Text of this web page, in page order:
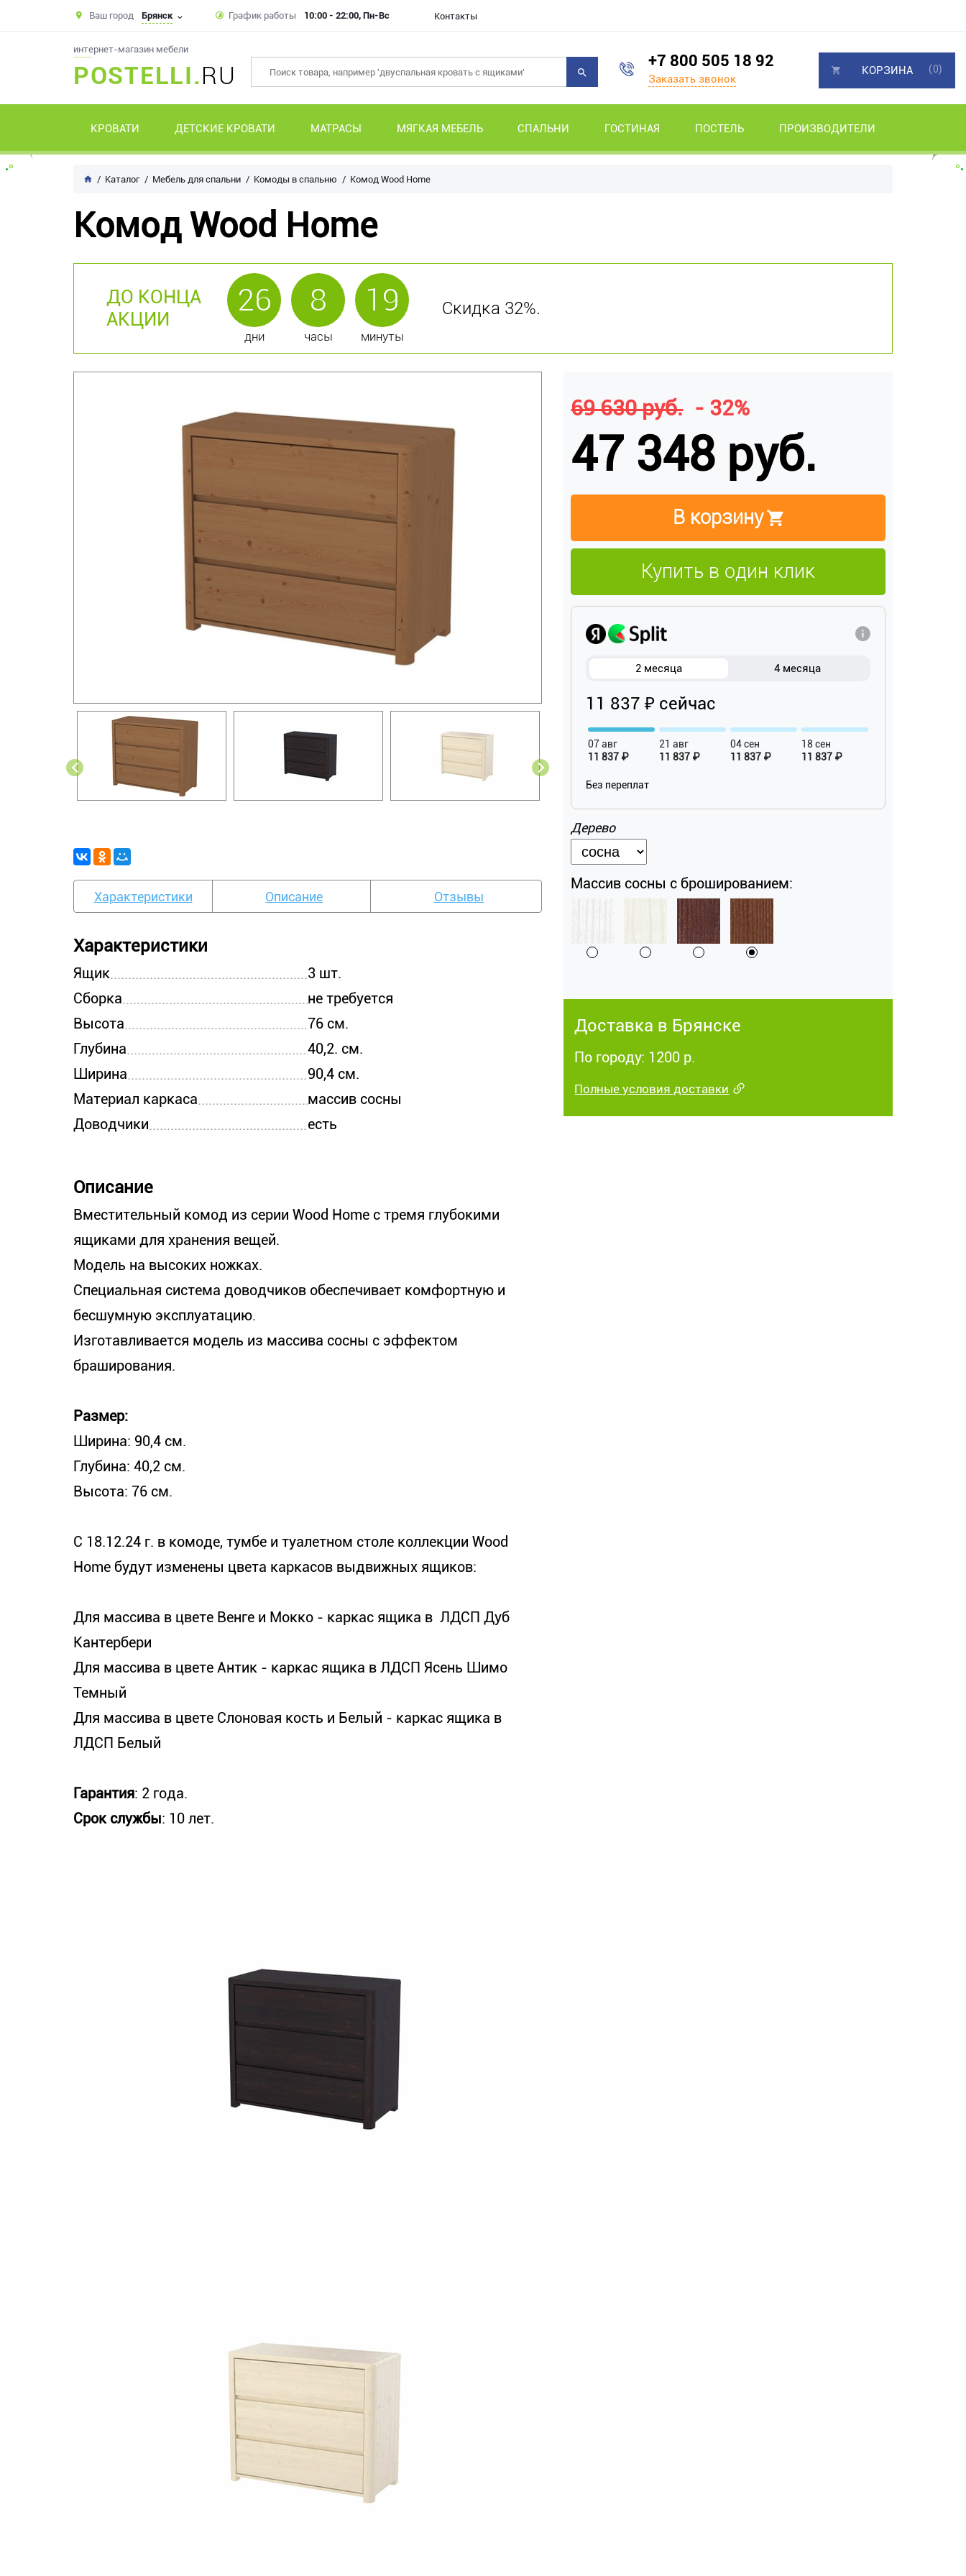
Ваш город Брянск График работы 10:00 - 22:00, Пн-Вс Контакты
интернет-магазин мебели
POSTELLI.RU
+7 800 505 18 92
Заказать звонок
КРОВАТИ ДЕТСКИЕ КРОВАТИ МАТРАСЫ МЯГКАЯ МЕБЕЛЬ СПАЛЬНИ ГОСТИНАЯ ПОСТЕЛЬ ПРОИЗВОДИТЕЛИ
КОРЗИНА (0)
Каталог Мебель для спальни Комоды в спальню Комод Wood Home
Комод Wood Home
ДО КОНЦА
АКЦИИ
26
дни
8
часы
19
минуты
Скидка 32%.
Характеристики Описание Отзывы
Характеристики
Ящик
3 шт.
Сборка
не требуется
Высота
76 см.
Глубина
40,2. см.
Ширина
90,4 см.
Материал каркаса
массив сосны
Доводчики
есть
Описание
Вместительный комод из серии Wood Home с тремя глубокими
ящиками для хранения вещей.
Модель на высоких ножках.
Специальная система доводчиков обеспечивает комфортную и
бесшумную эксплуатацию.
Изготавливается модель из массива сосны с эффектом
браширования.
Размер:
Ширина: 90,4 см.
Глубина: 40,2 см.
Высота: 76 см.
C 18.12.24 г. в комоде, тумбе и туалетном столе коллекции Wood
Home будут изменены цвета каркасов выдвижных ящиков:
Для массива в цвете Венге и Мокко - каркас ящика в ЛДСП Дуб
Кантербери
Для массива в цвете Антик - каркас ящика в ЛДСП Ясень Шимо
Темный
Для массива в цвете Слоновая кость и Белый - каркас ящика в
ЛДСП Белый
Гарантия: 2 года.
Срок службы: 10 лет.
69 630 руб. - 32%
47 348 руб.
В корзину
Купить в один клик
2 месяца 4 месяца
11 837 ₽ сейчас
07 авг
11 837 ₽
21 авг
11 837 ₽
04 сен
11 837 ₽
18 сен
11 837 ₽
Без переплат
Дерево
Массив сосны с брошированием:
Доставка в Брянске
По городу: 1200 р.
Полные условия доставки